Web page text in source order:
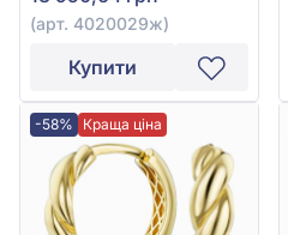
(арт. 4020029ж)
Купити
-58% Краща ціна